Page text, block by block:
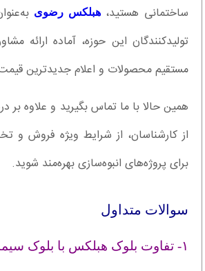
ساختمانی هستید،هبلکس رضوی
تولیدکنندگان این حوزه، آماده ارائه
مستقیم محصولات و اعلام جدیدترین
همین حالا با ما تماس بگیرید و علاوه بر
از کارشناسان، از شرایط ویژه فروش و
برای پروژه‌های انبوه‌سازی بهره‌مند شوید.
سوالات متداول
۱- تفاوت بلوک هبلکس با بلوک سیمانی در چیست؟